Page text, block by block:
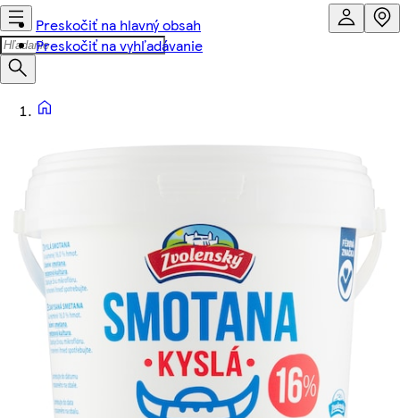
Preskočiť na hlavný obsah
Preskočiť na vyhľadávanie